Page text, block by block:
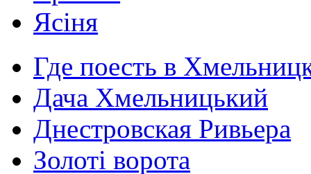
Ясіня
Где поесть в
Дача Хмельницький
Днестровская Ривьера
Золоті ворота